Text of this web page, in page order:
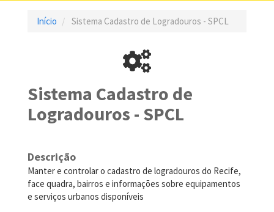
Início Sistema Cadastro de Logradouros - SPCL
Sistema Cadastro de
Logradouros - SPCL
Descrição
Manter e controlar o cadastro de logradouros do Recife,
face quadra, bairros e informações sobre equipamentos
e serviços urbanos disponíveis